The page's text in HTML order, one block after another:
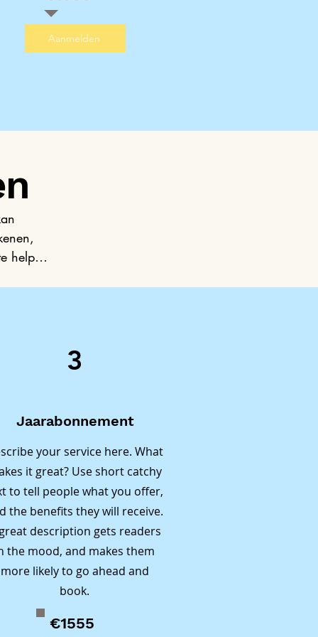
Aanmelden
helpen.
kan
te
niet
3
Jaarabonnement
your service here. What
it great? Use short catchy
to tell people what you offer,
the benefits they will receive.
description gets readers
the mood, and makes them
more likely to go ahead and
book.
€1555